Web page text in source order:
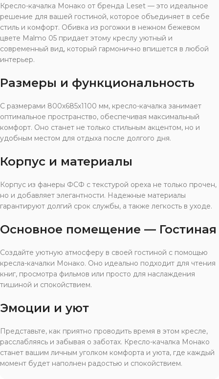
Кресло-качалка Монако от бренда Leset — это идеальное
решение для вашей гостиной, которое объединяет в себе
стиль и комфорт. Обивка из рогожки в нежном бежевом
цвете Malmo 05 придает этому креслу уютный и
современный вид, который гармонично впишется в любой
интерьер.
Размеры и функциональность
С размерами 800x685x1100 мм, кресло-качалка занимает
оптимальное пространство, обеспечивая максимальный
комфорт. Оно станет не только стильным акцентом, но и
удобным местом для отдыха после долгого дня.
Корпус и материалы
Корпус из фанеры ФСФ с текстурой ореха не только прочен,
но и добавляет элегантности. Надежные материалы
гарантируют долгий срок службы, а также легкость в уходе.
Основное помещение — Гостиная
Создайте уютную атмосферу в своей гостиной с помощью
кресла-качалки Монако. Оно идеально подходит для чтения
книг, просмотра фильмов или просто для наслаждения
тишиной и спокойствием.
Эмоции и уют
Представьте, как приятно проводить время в этом кресле,
расслабляясь и забывая о заботах. Кресло-качалка Монако
станет вашим личным уголком комфорта и уюта, где каждый
момент будет наполнен радостью и спокойствием.